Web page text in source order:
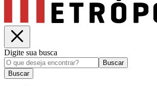
Digite sua busca
Buscar
Buscar